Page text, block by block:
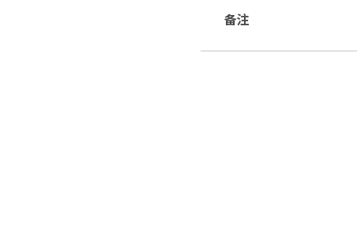
备注